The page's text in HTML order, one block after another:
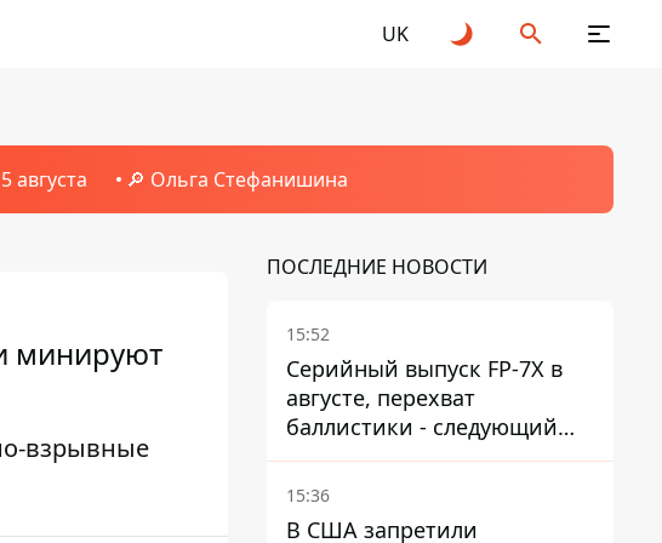
UK
августа 🔎 Ольга Стефанишина
минируют
взрывные
ПОСЛЕДНИЕ НОВОСТИ
15:52
Серийный выпуск FP-7X в
августе, перехват
баллистики - следующий
этап - Fire Point
конкретизировало планы
15:36
В США запретили